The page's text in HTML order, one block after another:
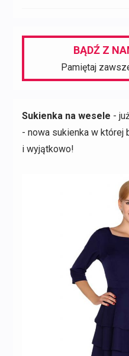
BĄDŹ Z
Pamiętaj
Sukienka na wesele -
- nowa sukienka w
i wyjątkowo!